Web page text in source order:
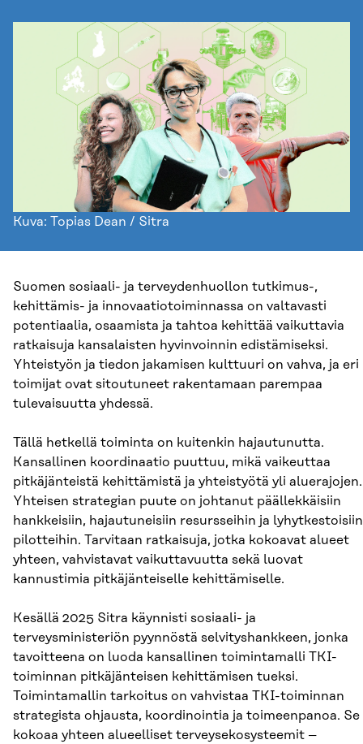
Kuva: Topias Dean / Sitra
Suomen sosiaali- ja terveydenhuollon tutkimus-,
kehittämis- ja innovaatiotoiminnassa on valtavasti
potentiaalia, osaamista ja tahtoa kehittää vaikuttavia
ratkaisuja kansalaisten hyvinvoinnin edistämiseksi.
Yhteistyön ja tiedon jakamisen kulttuuri on vahva, ja eri
toimijat ovat sitoutuneet rakentamaan parempaa
tulevaisuutta yhdessä.
Tällä hetkellä toiminta on kuitenkin hajautunutta.
Kansallinen koordinaatio puuttuu, mikä vaikeuttaa
pitkäjänteistä kehittämistä ja yhteistyötä yli aluerajojen.
Yhteisen strategian puute on johtanut päällekkäisiin
hankkeisiin, hajautuneisiin resursseihin ja lyhytkestoisiin
pilotteihin. Tarvitaan ratkaisuja, jotka kokoavat alueet
yhteen, vahvistavat vaikuttavuutta sekä luovat
kannustimia pitkäjänteiselle kehittämiselle.
Kesällä 2025 Sitra käynnisti sosiaali- ja
terveysministeriön pyynnöstä selvityshankkeen, jonka
tavoitteena on luoda kansallinen toimintamalli TKI-
toiminnan pitkäjänteisen kehittämisen tueksi.
Toimintamallin tarkoitus on vahvistaa TKI-toiminnan
strategista ohjausta, koordinointia ja toimeenpanoa. Se
kokoaa yhteen alueelliset terveysekosysteemit –